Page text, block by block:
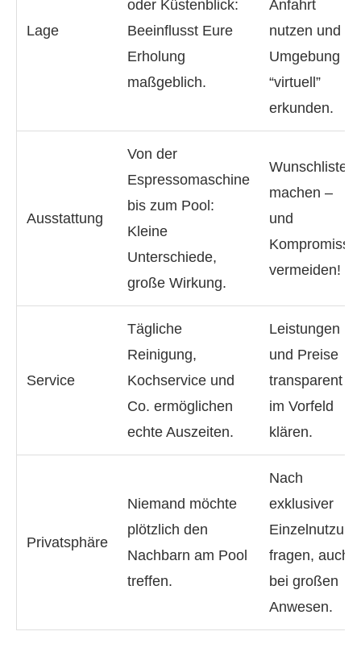
Lage
oder Küstenblick:
Beeinflusst Eure
Erholung
maßgeblich.
Anfahrt
nutzen und
Umgebung
“virtuell”
erkunden.
Ausstattung
Von der
Espressomaschine
bis zum Pool:
Kleine
Unterschiede,
große Wirkung.
Wunschliste
machen –
und
Kompromisse
vermeiden!
Service
Tägliche
Reinigung,
Kochservice und
Co. ermöglichen
echte Auszeiten.
Leistungen
und Preise
transparent
im Vorfeld
klären.
Privatsphäre
Niemand möchte
plötzlich den
Nachbarn am Pool
treffen.
Nach
exklusiver
Einzelnutzung
fragen, auch
bei großen
Anwesen.